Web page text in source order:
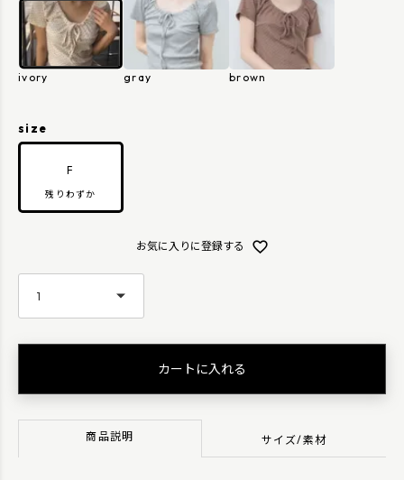
ivory gray brown
size
F
残りわずか
お気に入りに登録する
カートに入れる
商品説明 サイズ/素材